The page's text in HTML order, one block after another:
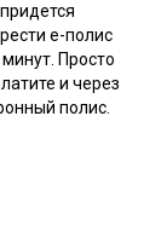
e-полис
Просто
и через
полис.